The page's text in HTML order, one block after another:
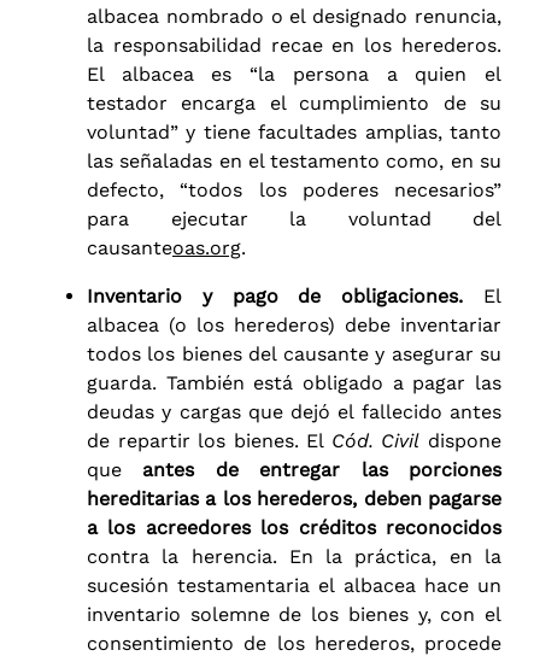
albacea nombrado o el designado renuncia,
la responsabilidad recae en los herederos.
El albacea es “la persona a quien el
testador encarga el cumplimiento de su
voluntad” y tiene facultades amplias, tanto
las señaladas en el testamento como, en su
defecto, “todos los poderes necesarios”
para ejecutar la voluntad del
causanteoas.org.
Inventario y pago de obligaciones. El
albacea (o los herederos) debe inventariar
todos los bienes del causante y asegurar su
guarda. También está obligado a pagar las
deudas y cargas que dejó el fallecido antes
de repartir los bienes. El Cód. Civil dispone
que antes de entregar las porciones
hereditarias a los herederos, deben pagarse
a los acreedores los créditos reconocidos
contra la herencia. En la práctica, en la
sucesión testamentaria el albacea hace un
inventario solemne de los bienes y, con el
consentimiento de los herederos, procede